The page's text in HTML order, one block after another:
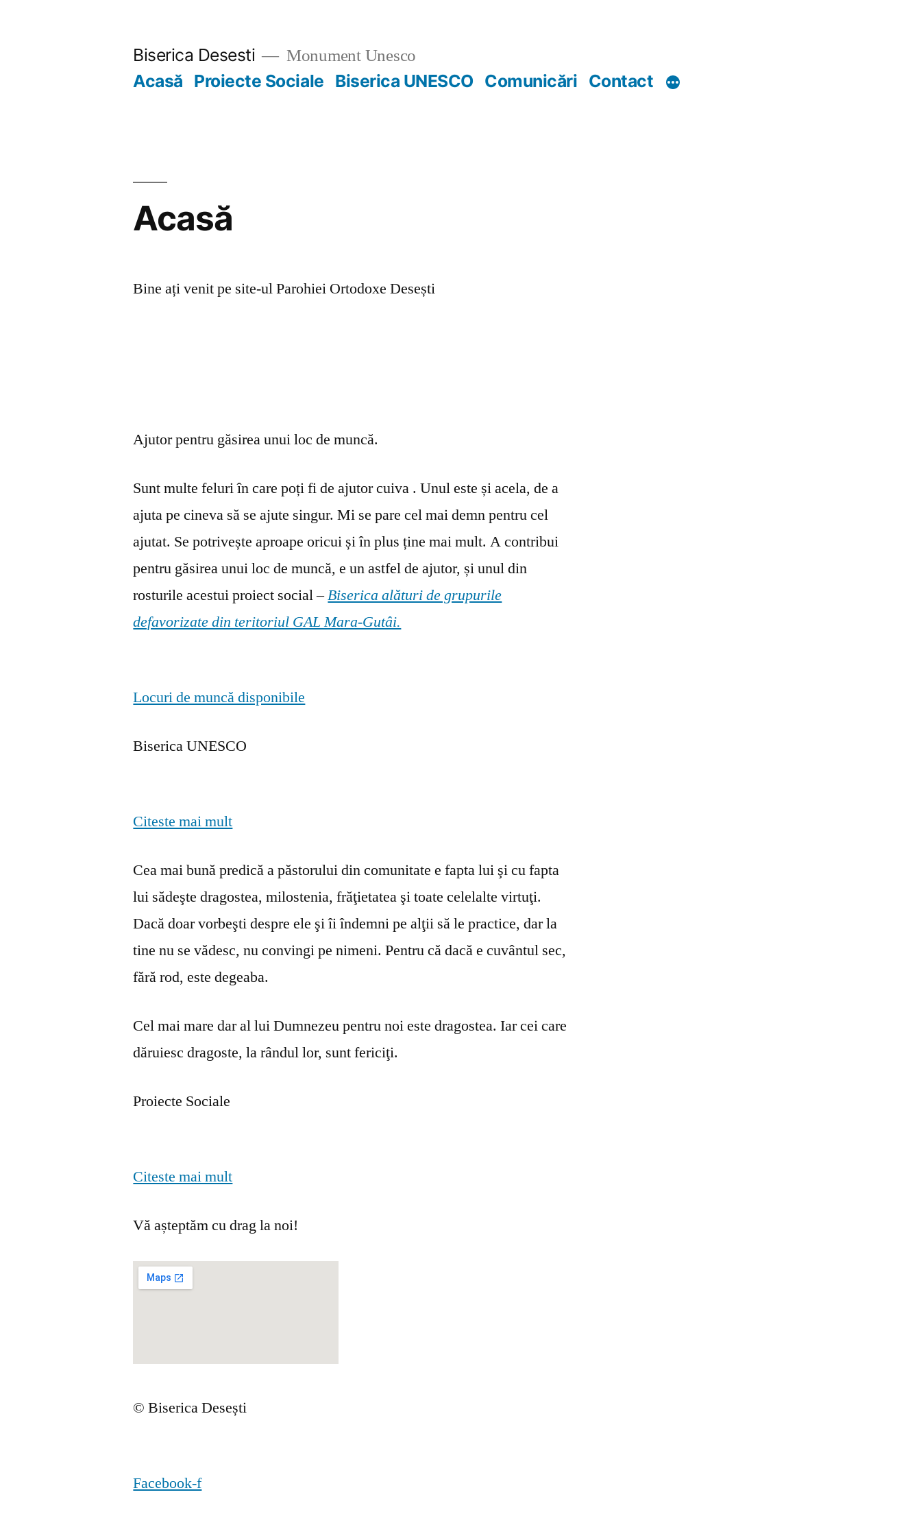
Biserica Desesti Monument Unesco
Acasă Proiecte Sociale Biserica UNESCO Comunicări Contact
Acasă
Bine ați venit pe site-ul Parohiei Ortodoxe Desești
Ajutor pentru găsirea unui loc de muncă.
Sunt multe feluri în care poți fi de ajutor cuiva . Unul este și acela, de a
ajuta pe cineva să se ajute singur. Mi se pare cel mai demn pentru cel
ajutat. Se potrivește aproape oricui și în plus ține mai mult. A contribui
pentru găsirea unui loc de muncă, e un astfel de ajutor, și unul din
rosturile acestui proiect social –Biserica alături de grupurile
defavorizate din teritoriul GAL Mara-Gutâi.
Locuri de muncă disponibile
Biserica UNESCO
Citeste mai mult
Cea mai bună predică a păstorului din comunitate e fapta lui şi cu fapta
lui sădeşte dragostea, milostenia, frăţietatea şi toate celelalte virtuţi.
Dacă doar vorbeşti despre ele şi îi îndemni pe alţii să le practice, dar la
tine nu se vă­desc, nu convingi pe nimeni. Pentru că dacă e cuvântul sec,
fără rod, este degeaba.
Cel mai mare dar al lui Dumnezeu pentru noi este dragostea. Iar cei care
dăruiesc dragoste, la rândul lor, sunt fericiţi.
Proiecte Sociale
Citeste mai mult
Vă așteptăm cu drag la noi!
© Biserica Desești
Facebook-f